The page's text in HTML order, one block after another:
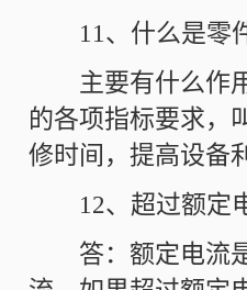
11、什么是零
主要有什么作用
的各项指标要求，
修时间，提高设备
12、超过额定电
答：额定电流是